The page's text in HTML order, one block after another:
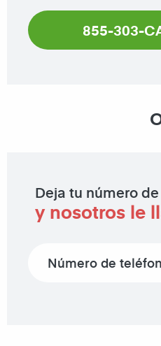
855-303-
Deja tu número
y nosotros le